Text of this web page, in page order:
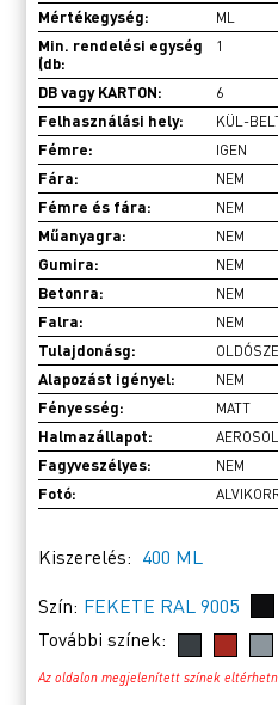
Mértékegység: ML
Min. rendelési egység
(db:
1
DB vagy KARTON: 6
Felhasználási hely: KÜL-
Fémre: IGEN
Fára: NEM
Fémre és fára: NEM
Műanyagra: NEM
Gumira: NEM
Betonra: NEM
Falra: NEM
Tulajdonásg:
Alapozást igényel: NEM
Fényesség: MATT
Halmazállapot: AEROSOL
Fagyveszélyes: NEM
Fotó:
Kiszerelés: 400 ML
Szín: FEKETE RAL 9005
További színek:
Az oldalon megjelenített színek